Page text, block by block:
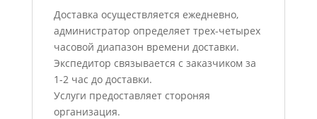
Доставка осуществляется ежедневно,
администратор определяет трех-четырех
часовой диапазон времени доставки.
Экспедитор связывается с заказчиком за
1-2 час до доставки.
Услуги предоставляет стороняя
организация.